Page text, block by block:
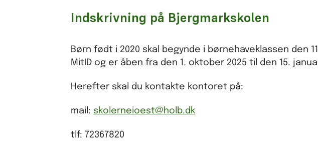
Indskrivning på Bjergmarkskolen
Børn født i 2020 skal begynde i børnehaveklassen den
MitID og er åben fra den 1. oktober 2025 til den 15.
Herefter skal du kontakte kontoret på:
mail: skolerneioest@holb.dk
tlf: 72367820